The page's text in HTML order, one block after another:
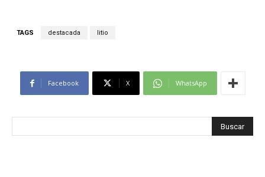
TAGS destacada litio
Facebook X WhatsApp